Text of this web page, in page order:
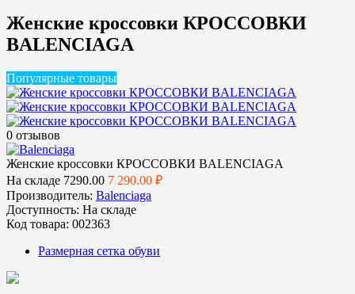
Женские кроссовки КРОССОВКИ
BALENCIAGA
Популярные товары
0 отзывов
Женские кроссовки КРОССОВКИ BALENCIAGA
На складе 7290.00 7 290.00 ₽
Производитель: Balenciaga
Доступность: На складе
Код товара: 002363
Размерная сетка обуви